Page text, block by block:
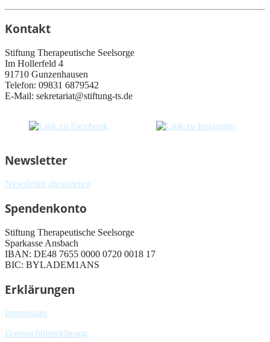
Kontakt
Stiftung Therapeutische Seelsorge
Im Hollerfeld 4
91710 Gunzenhausen
Telefon: 09831 6879542
E-Mail: sekretariat@stiftung-ts.de
Newsletter
Newsletter abonnieren
Spendenkonto
Stiftung Therapeutische Seelsorge
Sparkasse Ansbach
IBAN: DE48 7655 0000 0720 0018 17
BIC: BYLADEM1ANS
Erklärungen
Impressum
Datenschutzerklärung